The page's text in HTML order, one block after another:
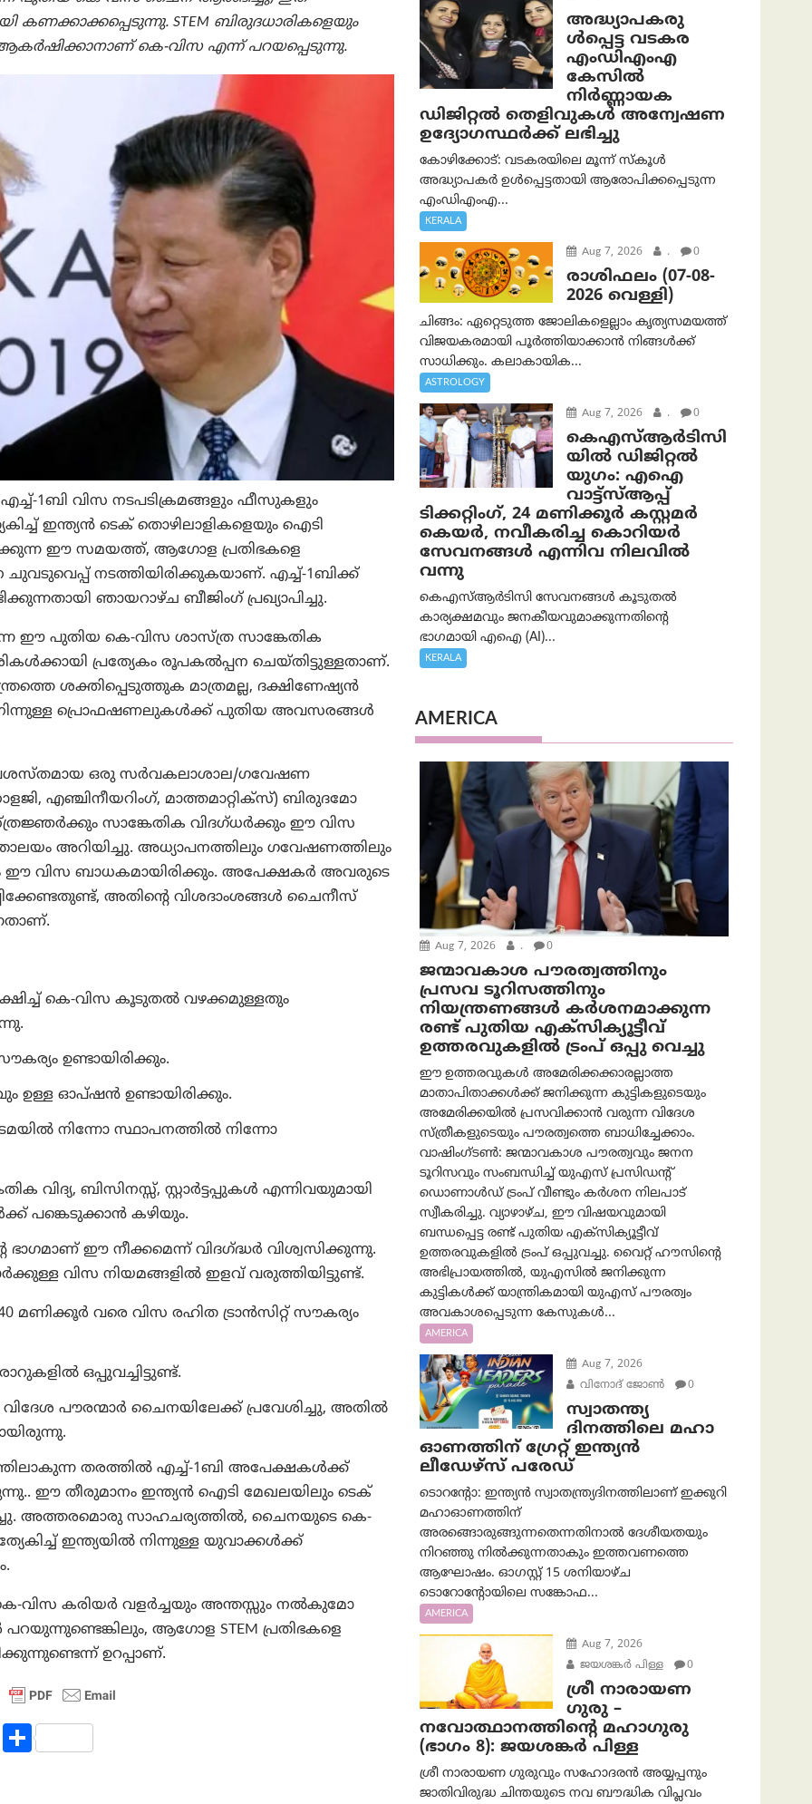
STEM ബിരുദധാരികളെയും
കെ-വിസ എന്ന് പറയപ്പെടുന്നു.
1ബി വിസ നടപടിക്രമങ്ങളും ഫീസുകളും
ഇന്ത്യൻ ടെക് തൊഴിലാളികളെയും ഐടി
ഈ സമയത്ത്, ആഗോള പ്രതിഭകളെ
നടത്തിയിരിക്കുകയാണ്. എച്ച്-1ബിക്ക്
ഞായറാഴ്ച ബീജിംഗ് പ്രഖ്യാപിച്ചു.
ഈ പുതിയ കെ-വിസ ശാസ്ത്ര സാങ്കേതിക
പ്രത്യേകം രൂപകൽപ്പന ചെയ്തിട്ടുള്ളതാണ്.
ശക്തിപ്പെടുത്തുക മാത്രമല്ല, ദക്ഷിണേഷ്യൻ
നിന്നുള്ള പ്രൊഫഷണലുകൾക്ക് പുതിയ അവസരങ്ങൾ
ഒരു സർവകലാശാല/ഗവേഷണ
എഞ്ചിനീയറിംഗ്, മാത്തമാറ്റിക്സ്) ബിരുദമോ
സാങ്കേതിക വിദഗ്ധർക്കും ഈ വിസ
അറിയിച്ചു. അധ്യാപനത്തിലും ഗവേഷണത്തിലും
ഈ വിസ ബാധകമായിരിക്കും. അപേക്ഷകർ അവരുടെ
അതിന്റെ വിശദാംശങ്ങൾ ചൈനീസ്
കെ-വിസ കൂടുതൽ വഴക്കമുള്ളതും
ഉണ്ടായിരിക്കും.
ഉള്ള ഓപ്ഷൻ ഉണ്ടായിരിക്കും.
നിന്നോ സ്ഥാപനത്തിൽ നിന്നോ
വിദ്യ, ബിസിനസ്സ്, സ്റ്റാർട്ടപ്പുകൾ എന്നിവയുമായി
പങ്കെടുക്കാൻ കഴിയും.
ഈ നീക്കമെന്ന് വിദഗ്ദ്ധർ വിശ്വസിക്കുന്നു.
വിസ നിയമങ്ങളിൽ ഇളവ് വരുത്തിയിട്ടുണ്ട്.
മണിക്കൂർ വരെ വിസ രഹിത ട്രാൻസിറ്റ് സൗകര്യം
ഒപ്പുവച്ചിട്ടുണ്ട്.
പൗരന്മാർ ചൈനയിലേക്ക് പ്രവേശിച്ചു, അതിൽ
തരത്തില്‍ എച്ച്-1ബി അപേക്ഷകൾക്ക്
ഈ തീരുമാനം ഇന്ത്യൻ ഐടി മേഖലയിലും ടെക്
അത്തരമൊരു സാഹചര്യത്തിൽ, ചൈനയുടെ കെ-
ഇന്ത്യയിൽ നിന്നുള്ള യുവാക്കൾക്ക്
വിസ കരിയർ വളർച്ചയും അന്തസ്സും നൽകുമോ
ആഗോള STEM പ്രതിഭകളെ
ഉറപ്പാണ്.
R S
അദ്ധ്യാപകരു
ള്‍പ്പെട്ട വടകര
എംഡി‌എം‌എ
കേസില്‍
നിര്‍ണ്ണായക
ഡിജിറ്റല്‍ തെളിവുകള്‍ അന്വേഷണ
ഉദ്യോഗസ്ഥര്‍ക്ക് ലഭിച്ചു
കോഴിക്കോട്: വടകരയിലെ മൂന്ന് സ്കൂൾ
അദ്ധ്യാപകർ ഉൾപ്പെട്ടതായി ആരോപിക്കപ്പെടുന്ന
എംഡിഎംഎ...
KERALA
Aug 7, 2026 . 0
രാശിഫലം (07-08-
2026 വെള്ളി)
ചിങ്ങം: ഏറ്റെടുത്ത ജോലികളെല്ലാം കൃത്യസമയത്ത്
വിജയകരമായി പൂര്‍ത്തിയാക്കാന്‍ നിങ്ങള്‍ക്ക്
സാധിക്കും. കലാകായിക...
ASTROLOGY
Aug 7, 2026 . 0
കെഎസ്ആർടിസി
യിൽ ഡിജിറ്റൽ
യുഗം: എഐ
വാട്ട്‌സ്ആപ്പ്
ടിക്കറ്റിംഗ്, 24 മണിക്കൂർ കസ്റ്റമർ
കെയർ, നവീകരിച്ച കൊറിയർ
സേവനങ്ങൾ എന്നിവ നിലവിൽ
വന്നു
കെഎസ്ആർടിസി സേവനങ്ങൾ കൂടുതൽ
കാര്യക്ഷമവും ജനകീയവുമാക്കുന്നതിന്റെ
ഭാഗമായി എഐ (AI)...
KERALA
AMERICA
Aug 7, 2026 . 0
ജന്മാവകാശ പൗരത്വത്തിനും
പ്രസവ ടൂറിസത്തിനും
നിയന്ത്രണങ്ങൾ കർശനമാക്കുന്ന
രണ്ട് പുതിയ എക്സിക്യൂട്ടീവ്
ഉത്തരവുകളിൽ ട്രംപ് ഒപ്പു വെച്ചു
ഈ ഉത്തരവുകൾ അമേരിക്കക്കാരല്ലാത്ത
മാതാപിതാക്കൾക്ക് ജനിക്കുന്ന കുട്ടികളുടെയും
അമേരിക്കയിൽ പ്രസവിക്കാൻ വരുന്ന വിദേശ
സ്ത്രീകളുടെയും പൗരത്വത്തെ ബാധിച്ചേക്കാം.
വാഷിംഗ്ടണ്‍: ജന്മാവകാശ പൗരത്വവും ജനന
ടൂറിസവും സംബന്ധിച്ച് യുഎസ് പ്രസിഡന്റ്
ഡൊണാൾഡ് ട്രംപ് വീണ്ടും കർശന നിലപാട്
സ്വീകരിച്ചു. വ്യാഴാഴ്ച, ഈ വിഷയവുമായി
ബന്ധപ്പെട്ട രണ്ട് പുതിയ എക്സിക്യൂട്ടീവ്
ഉത്തരവുകളിൽ ട്രംപ് ഒപ്പുവച്ചു. വൈറ്റ് ഹൗസിന്റെ
അഭിപ്രായത്തിൽ, യുഎസിൽ ജനിക്കുന്ന
കുട്ടികൾക്ക് യാന്ത്രികമായി യുഎസ് പൗരത്വം
അവകാശപ്പെടുന്ന കേസുകൾ...
AMERICA
Aug 7, 2026
വിനോദ് ജോൺ
0
സ്വാതന്ത്യ
ദിനത്തിലെ മഹാ
ഓണത്തിന് ഗ്രേറ്റ് ഇന്ത്യൻ
ലീഡേഴ്സ് പരേഡ്
ടൊറന്റോ: ഇന്ത്യൻ സ്വാതന്ത്ര്യദിനത്തിലാണ് ഇക്കുറി
മഹാഓണത്തിന്
അരങ്ങൊരുങ്ങുന്നതെന്നതിനാൽ ദേശീയതയും
നിറഞ്ഞു നിൽക്കുന്നതാകും ഇത്തവണത്തെ
ആഘോഷം. ഓഗസ്റ്റ് 15 ശനിയാഴ്ച
ടൊറോന്റോയിലെ സങ്കോഫ...
AMERICA
Aug 7, 2026
ജയശങ്കര്‍ പിള്ള
0
ശ്രീ നാരായണ
ഗുരു –
നവോത്ഥാനത്തിന്റെ മഹാഗുരു
(ഭാഗം 8): ജയശങ്കര്‍ പിള്ള
ശ്രീ നാരായണ ഗുരുവും സഹോദരൻ അയ്യപ്പനും
ജാതിവിരുദ്ധ ചിന്തയുടെ നവ ബൗദ്ധിക വിപ്ലവം